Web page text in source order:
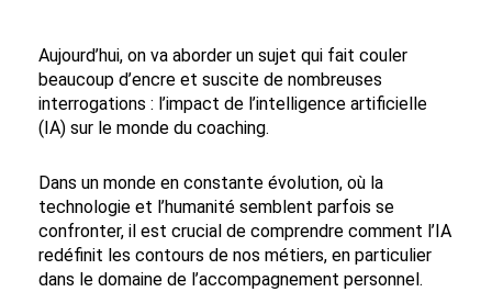
Aujourd’hui, on va aborder un sujet qui fait couler
beaucoup d’encre et suscite de nombreuses
interrogations : l’impact de l’intelligence artificielle
(IA) sur le monde du coaching.
Dans un monde en constante évolution, où la
technologie et l’humanité semblent parfois se
confronter, il est crucial de comprendre comment l’IA
redéfinit les contours de nos métiers, en particulier
dans le domaine de l’accompagnement personnel.